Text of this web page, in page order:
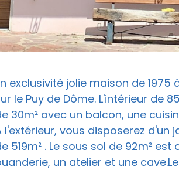
exclusivité jolie maison de
le Puy de Dôme. L'intérieur de
30m² avec un balcon, une
l'extérieur, vous disposerez d'un
519m² . Le sous sol de 92m²
un atelier et une